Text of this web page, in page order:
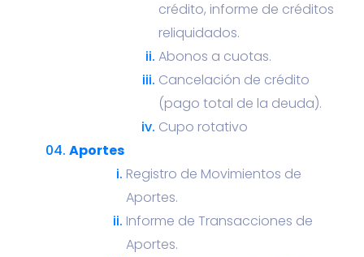
crédito, informe de créditos
reliquidados.
Abonos a cuotas.
Cancelación de crédito
(pago total de la deuda).
Cupo rotativo
Aportes
Registro de Movimientos de
Aportes.
Informe de Transacciones de
Aportes.